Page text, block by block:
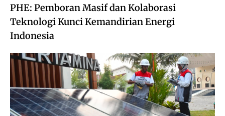
PHE: Pemboran Masif dan Kolaborasi
Teknologi Kunci Kemandirian Energi
Indonesia